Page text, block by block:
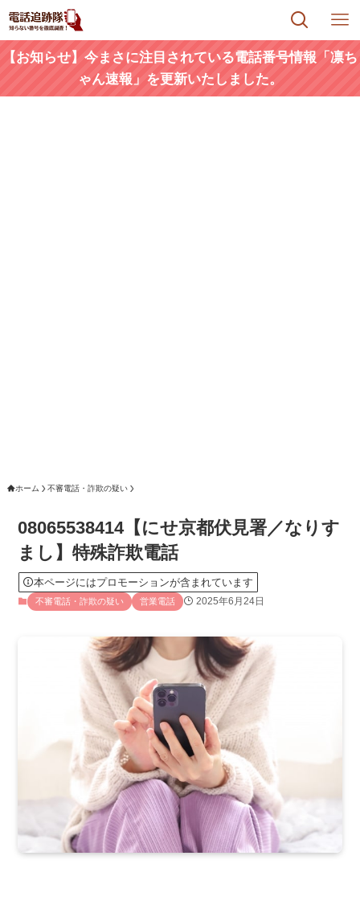
【お知らせ】今まさに注目されている電話番号情報「凛ち
ゃん速報」を更新いたしました。
ホーム 不審電話・詐欺の疑い
08065538414【にせ京都伏見署／なりす
まし】特殊詐欺電話
本ページにはプロモーションが含まれています
不審電話・詐欺の疑い 営業電話 2025年6月24日